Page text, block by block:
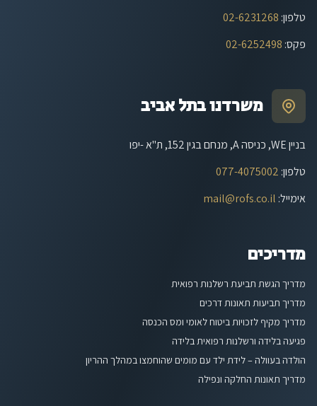
טלפון:
02-6231268
פקס:
02-6252498
משרדנו בתל אביב
בניין WE, כניסה A, מנחם בגין 152, ת"א -יפו
טלפון:
077-4075002
אימייל:
mail@rofs.co.il
מדריכים
מדריך הגשת תביעת רשלנות רפואית
מדריך תביעות תאונות דרכים
מדריך מקיף לזכויות ביטוח לאומי ומס הכנסה
פגיעה בלידה ורשלנות רפואית בלידה
הולדה בעוולה – לידת ילד עם מומים שהוחמצו במהלך ההריון
מדריך תאונות החלקה ונפילה